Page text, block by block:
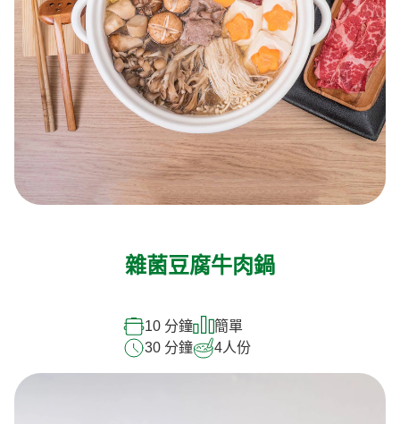
雜菌豆腐牛肉鍋
10 分鐘
簡單
30 分鐘
4人份